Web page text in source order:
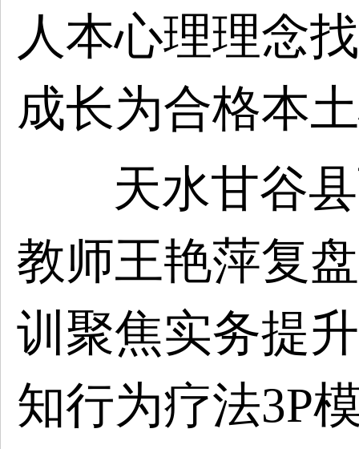
人本心理理念
成长为合格本
天水甘谷
教师王艳萍复
训聚焦实务提
知行为疗法3P